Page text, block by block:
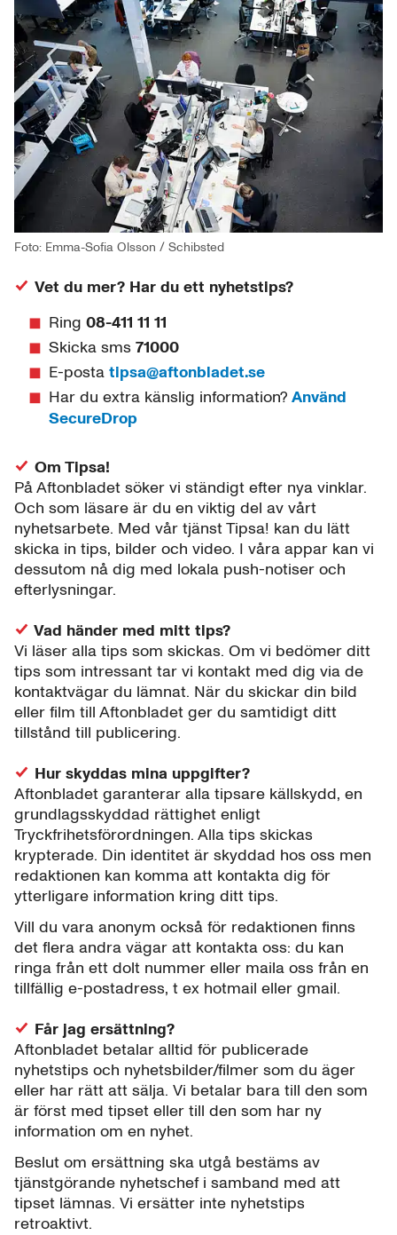
Foto: Emma-Sofia Olsson / Schibsted
Vet du mer? Har du ett nyhetstips?
Ring 08-411 11 11
Skicka sms 71000
E-posta tipsa@aftonbladet.se
Har du extra känslig information? Använd
SecureDrop
Om Tipsa!
På Aftonbladet söker vi ständigt efter nya vinklar.
Och som läsare är du en viktig del av vårt
nyhetsarbete. Med vår tjänst Tipsa! kan du lätt
skicka in tips, bilder och video. I våra appar kan vi
dessutom nå dig med lokala push-notiser och
efterlysningar.
Vad händer med mitt tips?
Vi läser alla tips som skickas. Om vi bedömer ditt
tips som intressant tar vi kontakt med dig via de
kontaktvägar du lämnat. När du skickar din bild
eller film till Aftonbladet ger du samtidigt ditt
tillstånd till publicering.
Hur skyddas mina uppgifter?
Aftonbladet garanterar alla tipsare källskydd, en
grundlagsskyddad rättighet enligt
Tryckfrihetsförordningen. Alla tips skickas
krypterade. Din identitet är skyddad hos oss men
redaktionen kan komma att kontakta dig för
ytterligare information kring ditt tips.
Vill du vara anonym också för redaktionen finns
det flera andra vägar att kontakta oss: du kan
ringa från ett dolt nummer eller maila oss från en
tillfällig e-postadress, t ex hotmail eller gmail.
Får jag ersättning?
Aftonbladet betalar alltid för publicerade
nyhetstips och nyhetsbilder/filmer som du äger
eller har rätt att sälja. Vi betalar bara till den som
är först med tipset eller till den som har ny
information om en nyhet.
Beslut om ersättning ska utgå bestäms av
tjänstgörande nyhetschef i samband med att
tipset lämnas. Vi ersätter inte nyhetstips
retroaktivt.